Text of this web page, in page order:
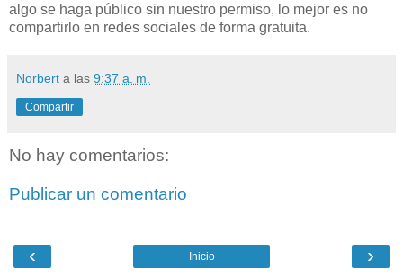
algo se haga público sin nuestro permiso, lo mejor es no
compartirlo en redes sociales de forma gratuita.
Norbert a las 9:37 a. m.
Compartir
No hay comentarios:
Publicar un comentario
‹ ›
Inicio